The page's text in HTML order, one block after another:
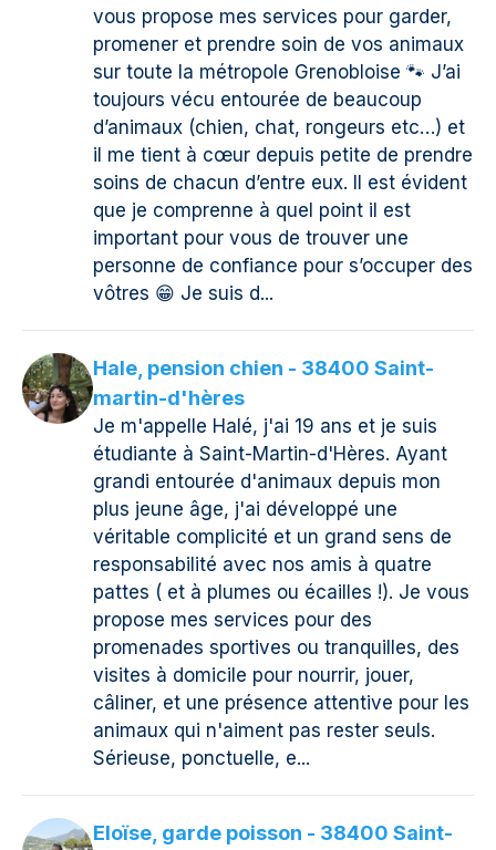
vous propose mes services pour garder,
promener et prendre soin de vos animaux
sur toute la métropole Grenobloise 🐾 J’ai
toujours vécu entourée de beaucoup
d’animaux (chien, chat, rongeurs etc…) et
il me tient à cœur depuis petite de prendre
soins de chacun d’entre eux. Il est évident
que je comprenne à quel point il est
important pour vous de trouver une
personne de confiance pour s’occuper des
vôtres 😁 Je suis d...
Hale, pension chien - 38400 Saint-
martin-d'hères
Je m'appelle Halé, j'ai 19 ans et je suis
étudiante à Saint-Martin-d'Hères. Ayant
grandi entourée d'animaux depuis mon
plus jeune âge, j'ai développé une
véritable complicité et un grand sens de
responsabilité avec nos amis à quatre
pattes ( et à plumes ou écailles !). Je vous
propose mes services pour des
promenades sportives ou tranquilles, des
visites à domicile pour nourrir, jouer,
câliner, et une présence attentive pour les
animaux qui n'aiment pas rester seuls.
Sérieuse, ponctuelle, e...
Eloïse, garde poisson - 38400 Saint-